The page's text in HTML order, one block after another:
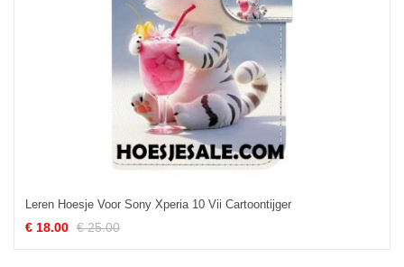
Leren Hoesje Voor Sony Xperia 10 Vii Cartoontijger
€ 18.00 € 25.00